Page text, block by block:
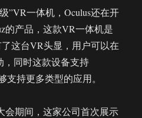
”VR一体机，Oculus还在开
的产品，这款VR一体机是
这台VR头显，用户可以在
，同时这款设备支持
支持更多类型的应用。
会期间，这家公司首次展示